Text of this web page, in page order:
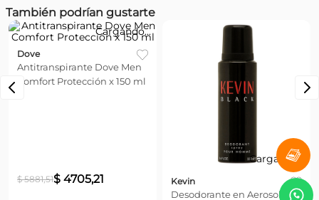
Más reciente Todos
También podrían gustarte
Cargando...
Dove
Antitranspirante Dove Men
Comfort Protección x 150 ml
$ 5881,51$ 4705,21
Cargando...
Kevin
Desodorante en Aerosol